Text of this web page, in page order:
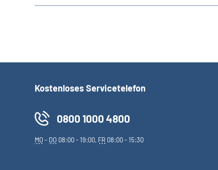
Kostenloses Servicetelefon
0800 1000 4800
MO- DO 08:00 - 19:00, FR 08:00 - 15:30